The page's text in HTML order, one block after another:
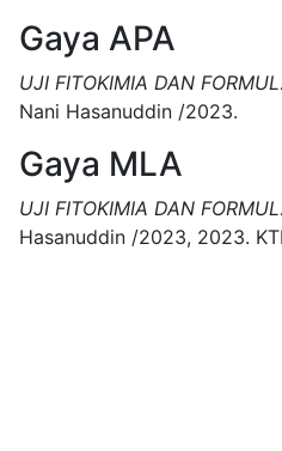
Gaya APA
UJI FITOKIMIA DAN
Nani Hasanuddin /2023.
Gaya MLA
UJI FITOKIMIA DAN
Hasanuddin /2023, 2023.